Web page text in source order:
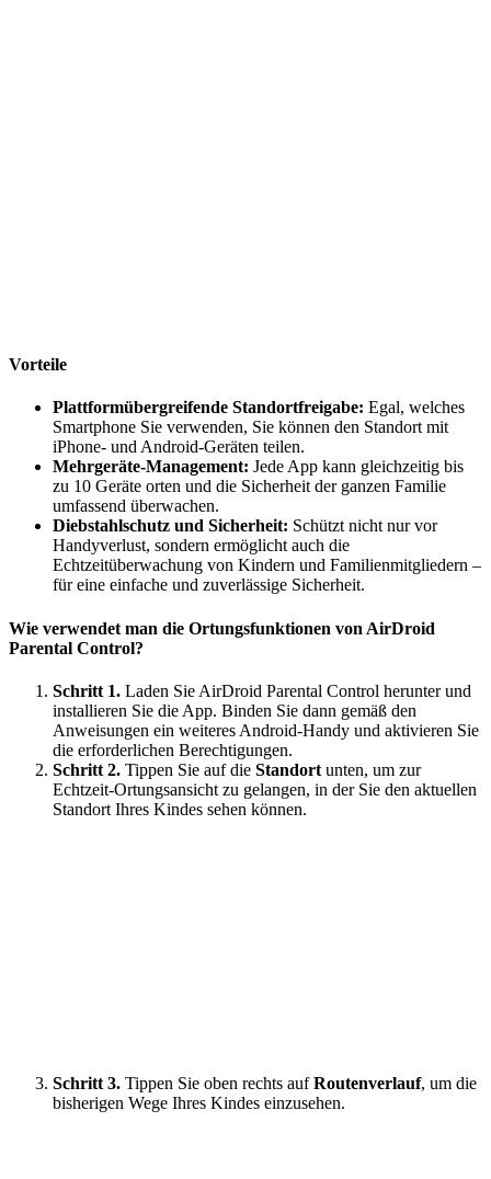
Vorteile
Plattformübergreifende Standortfreigabe: Egal, welches
Smartphone Sie verwenden, Sie können den Standort mit
iPhone- und Android-Geräten teilen.
Mehrgeräte-Management: Jede App kann gleichzeitig bis
zu 10 Geräte orten und die Sicherheit der ganzen Familie
umfassend überwachen.
Diebstahlschutz und Sicherheit: Schützt nicht nur vor
Handyverlust, sondern ermöglicht auch die
Echtzeitüberwachung von Kindern und Familienmitgliedern –
für eine einfache und zuverlässige Sicherheit.
Wie verwendet man die Ortungsfunktionen von AirDroid
Parental Control?
Schritt 1. Laden Sie AirDroid Parental Control herunter und
installieren Sie die App. Binden Sie dann gemäß den
Anweisungen ein weiteres Android-Handy und aktivieren Sie
die erforderlichen Berechtigungen.
Schritt 2. Tippen Sie auf die Standort unten, um zur
Echtzeit-Ortungsansicht zu gelangen, in der Sie den aktuellen
Standort Ihres Kindes sehen können.
Schritt 3. Tippen Sie oben rechts aufRoutenverlauf, um die
bisherigen Wege Ihres Kindes einzusehen.